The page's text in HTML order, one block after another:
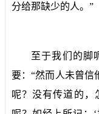
分给那缺少的人。”
至于我们的脚
要：“然而人未曾信
呢？没有传道的，